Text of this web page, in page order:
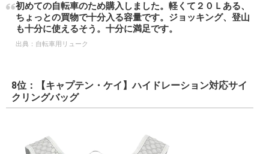
初めての自転車のため購入しました。軽くて２０Ｌある、
ちょっとの買物で十分入る容量です。ジョッキング、登山
も十分に使えるそう。十分に満足です。
出典： 自転車用リューク
8位：【キャプテン・ケイ】ハイドレーション対応サイ
クリングバッグ